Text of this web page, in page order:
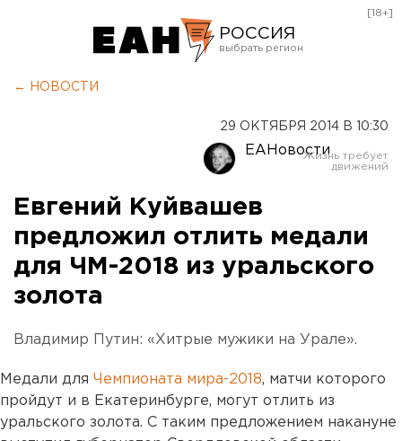
РОССИЯ
Оренбург
[18+]
← НОВОСТИ
29 ОКТЯБРЯ 2014 В 10:30
ЕАНовости
Евгений Куйвашев
предложил отлить медали
для ЧМ-2018 из уральского
золота
Владимир Путин: «Хитрые мужики на Урале».
Медали для Чемпионата мира-2018, матчи которого
пройдут и в Екатеринбурге, могут отлить из
уральского золота. С таким предложением накануне